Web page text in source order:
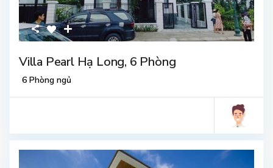
Villa Pearl Hạ Long, 6 Phòng
6 Phòng ngủ